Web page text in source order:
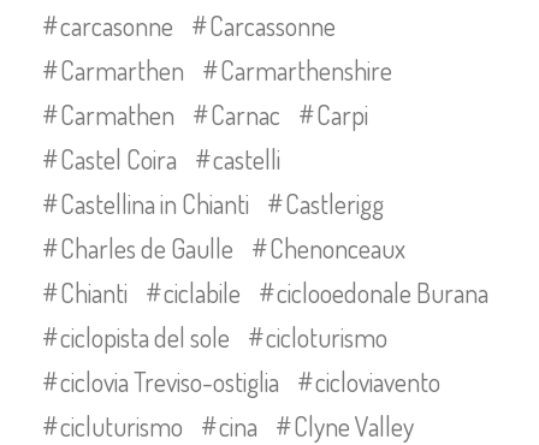
carcasonne
Carcassonne
Carmarthen
Carmarthenshire
Carmathen
Carnac
Carpi
Castel Coira
castelli
Castellina in Chianti
Castlerigg
Charles de Gaulle
Chenonceaux
Chianti
ciclabile
ciclooedonale Burana
ciclopista del sole
cicloturismo
ciclovia Treviso-ostiglia
cicloviavento
cicluturismo
cina
Clyne Valley